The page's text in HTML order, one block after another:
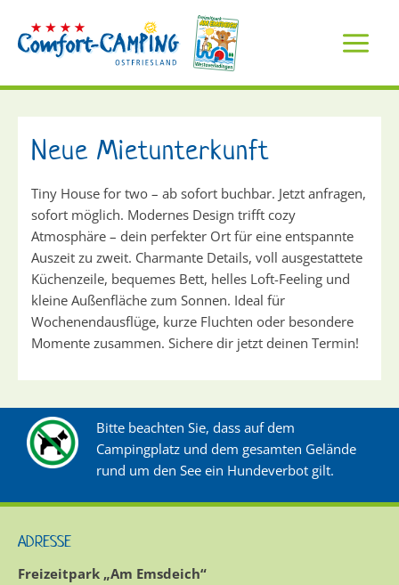
springen
Inhalt
springen
Neue Mietunterkunft
Tiny House for two – ab sofort buchbar. Jetzt anfragen,
sofort möglich. Modernes Design trifft cozy
Atmosphäre – dein perfekter Ort für eine entspannte
Auszeit zu zweit. Charmante Details, voll ausgestattete
Küchenzeile, bequemes Bett, helles Loft-Feeling und
kleine Außenfläche zum Sonnen. Ideal für
Wochenendausflüge, kurze Fluchten oder besondere
Momente zusammen. Sichere dir jetzt deinen Termin!
Bitte beachten Sie, dass auf dem
Campingplatz und dem gesamten Gelände
rund um den See ein Hundeverbot gilt.
ADRESSE
Freizeitpark „Am Emsdeich“